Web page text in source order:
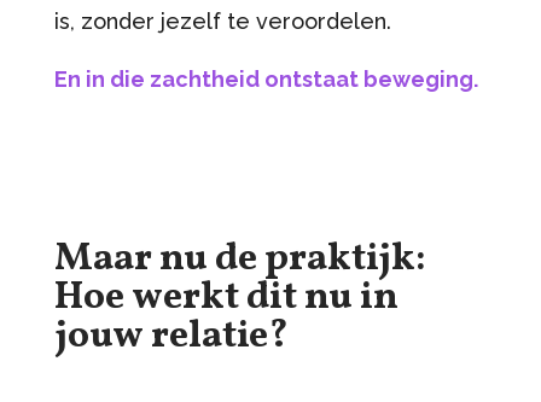
is, zonder jezelf te veroordelen.
En in die zachtheid ontstaat beweging.
Maar nu de praktijk:
Hoe werkt dit nu in
jouw relatie?